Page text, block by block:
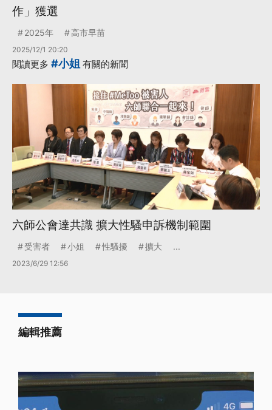
作」獲選
2025年 高市早苗
2025/12/1 20:20
閱讀更多 #小姐 有關的新聞
六師公會達共識 擴大性騷申訴機制範圍
受害者 小姐 性騷擾 擴大 ...
2023/6/29 12:56
編輯推薦